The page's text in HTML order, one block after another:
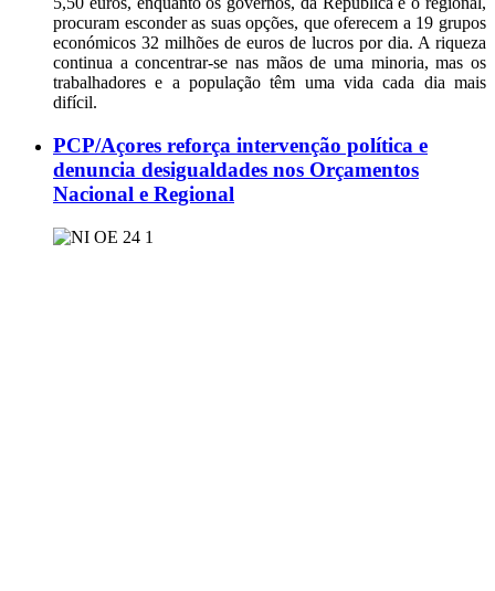
procuram esconder as suas opções, que oferecem a 19 grupos
económicos 32 milhões de euros de lucros por dia. A riqueza
continua a concentrar-se nas mãos de uma minoria, mas os
trabalhadores e a população têm uma vida cada dia mais
difícil.
PCP/Açores reforça intervenção política e
denuncia desigualdades nos Orçamentos
Nacional e Regional